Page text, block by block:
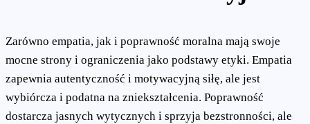
Zarówno empatia, jak i poprawność moralna mają swoje
mocne strony i ograniczenia jako podstawy etyki. Empatia
zapewnia autentyczność i motywacyjną siłę, ale jest
wybiórcza i podatna na zniekształcenia. Poprawność
dostarcza jasnych wytycznych i sprzyja bezstronności, ale